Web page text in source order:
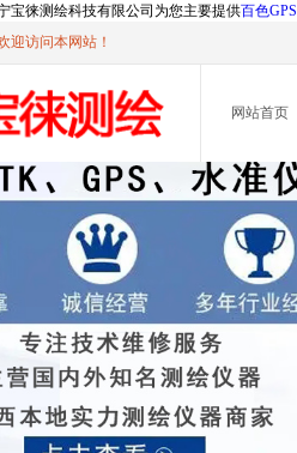
宝徕测绘科技有限公司为您主要提供百色GPS
迎访问本网站！
网站首页